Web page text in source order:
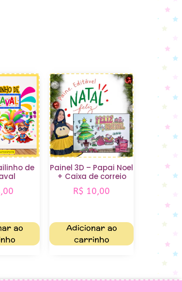
de
ao
Painel 3D – Papai Noel
+ Caixa de correio
R$ 10,00
Adicionar ao
carrinho